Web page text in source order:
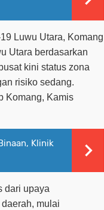
Luwu Utara, Komang
Utara berdasarkan
kini status zona
risiko sedang.
Komang, Kamis
Klinik
dari upaya
mulai